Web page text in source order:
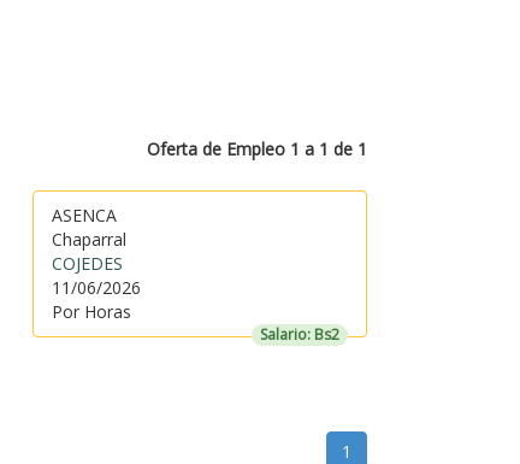
Oferta de Empleo 1 a 1 de 1
ASENCA
Chaparral
COJEDES
11/06/2026
Por Horas
Salario: Bs2
1